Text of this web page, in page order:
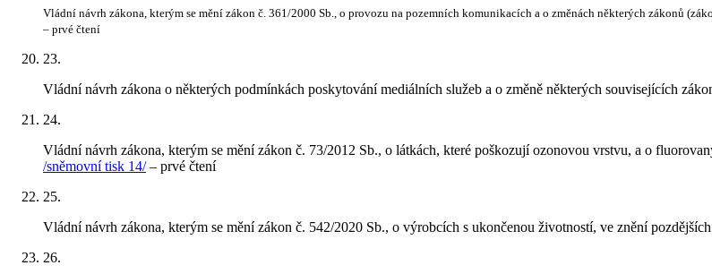
Vládní návrh zákona, kterým se mění zákon č. 361/2000 Sb., o provozu na pozemních komunikacích a o změnách některých zákonů
– prvé čtení
23.
Vládní návrh zákona o některých podmínkách poskytování mediálních služeb a o změně některých souvisejících
24.
Vládní návrh zákona, kterým se mění zákon č. 73/2012 Sb., o látkách, které poškozují ozonovou vrstvu, a o
/sněmovní tisk 14/– prvé čtení
25.
Vládní návrh zákona, kterým se mění zákon č. 542/2020 Sb., o výrobcích s ukončenou životností, ve znění
26.